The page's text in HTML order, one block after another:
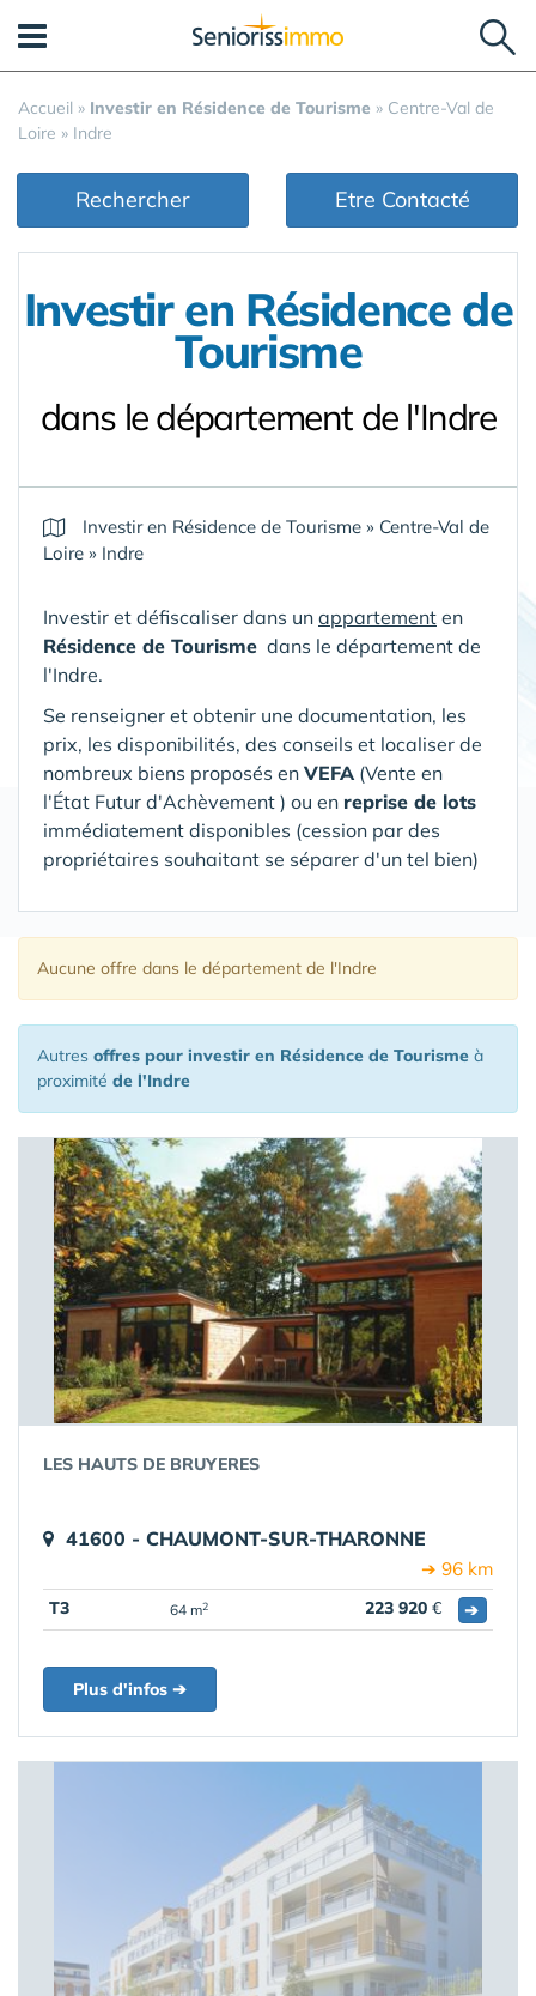
Accueil » Investir en Résidence de Tourisme » Centre-Val de
Loire » Indre
Rechercher Etre Contacté
Investir en Résidence de
Tourisme
dans le département de l'Indre
Investir en Résidence de Tourisme » Centre-Val de
Loire » Indre
Investir et défiscaliser dans un appartement en
Résidence de Tourisme dans le département de
l'Indre.
Se renseigner et obtenir une documentation, les
prix, les disponibilités, des conseils et localiser de
nombreux biens proposés en VEFA (Vente en
l'État Futur d'Achèvement ) ou en reprise de lots
immédiatement disponibles (cession par des
propriétaires souhaitant se séparer d'un tel bien)
Aucune offre dans le département de l'Indre
Autres offres pour investir en Résidence de Tourisme à
proximité de l'Indre
LES HAUTS DE BRUYERES
41600 - CHAUMONT-SUR-THARONNE
➔ 96 km
T3 64 m2 223 920 € ➔
Plus d'infos ➔